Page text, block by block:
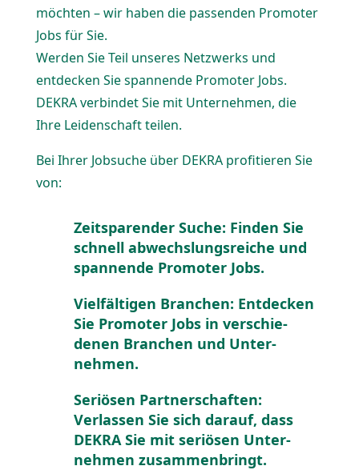
möchten – wir haben die passenden Promoter
Jobs für Sie.
Werden Sie Teil unseres Netzwerks und
entdecken Sie spannende Promoter Jobs.
DEKRA verbindet Sie mit Unter­nehmen, die
Ihre Leiden­schaft teilen.
Bei Ihrer Jobsuche über DEKRA profi­tieren Sie
von:
Zeitspa­render Suche: Finden Sie
schnell abwechs­lungs­reiche und
spannende Promoter Jobs.
Vielfäl­tigen Branchen: Entdecken
Sie Promoter Jobs in verschie­
denen Branchen und Unter­
nehmen.
Seriösen Partner­schaften:
Verlassen Sie sich darauf, dass
DEKRA Sie mit seriösen Unter­
nehmen zusam­men­bringt.